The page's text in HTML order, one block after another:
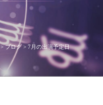
>ブログ>7月の出演予定日